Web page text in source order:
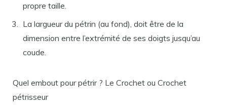
propre taille.
La largueur du pétrin (au fond), doit être de la
dimension entre l’extrémité de ses doigts jusqu’au
coude.
Quel embout pour pétrir ? Le Crochet ou Crochet
pétrisseur